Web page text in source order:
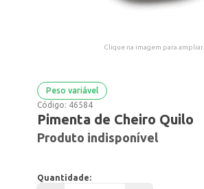
Clique na imagem para ampliar.
Peso variável
Código: 46584
Pimenta de Cheiro Quilo
Produto indisponível
Quantidade: